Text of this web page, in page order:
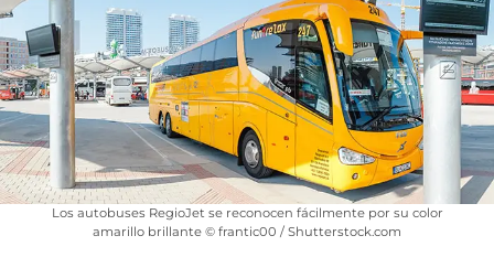
Los autobuses RegioJet se reconocen fácilmente por su color
amarillo brillante © frantic00 / Shutterstock.com